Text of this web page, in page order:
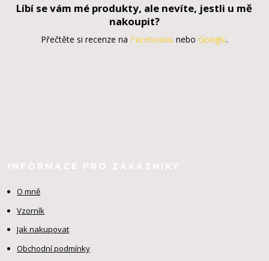
Líbí se vám mé produkty, ale nevíte, jestli u mě
nakoupit?
Přečtěte si recenze na Facebooku nebo Googlu.
INFORMACE PRO ZÁKAZNÍKY
O mně
Vzorník
Jak nakupovat
Obchodní podmínky